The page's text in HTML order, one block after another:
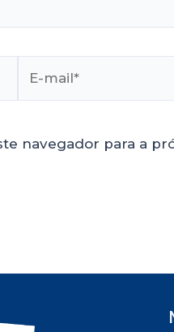
navegador para a